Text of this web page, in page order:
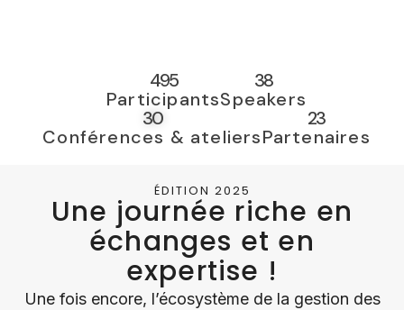
Participants
495
Speakers
38
Conférences & ateliers
30
Partenaires
23
ÉDITION 2025
Une journée riche en
échanges et en
expertise !
Une fois encore, l’écosystème de la gestion des